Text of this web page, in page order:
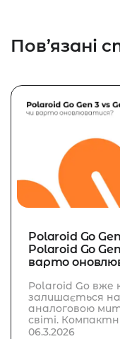
Пов’язані
Polaroid Go
Polaroid Go
варто
Polaroid Go вже
залишається
аналоговою
світі.
06.3.2026